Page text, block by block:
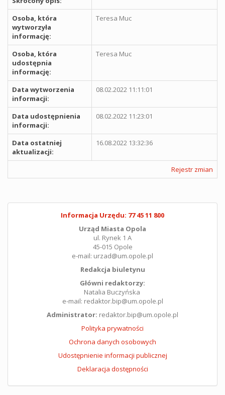
Osoba, która
wytworzyła
informację:
Teresa Muc
Osoba, która
udostępnia
informację:
Teresa Muc
Data wytworzenia
informacji:
08.02.2022 11:11:01
Data udostępnienia
informacji:
08.02.2022 11:23:01
Data ostatniej
aktualizacji:
16.08.2022 13:32:36
Rejestr zmian
Informacja Urzędu: 77 45 11 800
Urząd Miasta Opola
ul. Rynek 1 A
45-015 Opole
e-mail: urzad@um.opole.pl
Redakcja biuletynu
Główni redaktorzy:
Natalia Buczyńska
e-mail: redaktor.bip@um.opole.pl
Administrator: redaktor.bip@um.opole.pl
Polityka prywatności
Ochrona danych osobowych
Udostępnienie informacji publicznej
Deklaracja dostępności